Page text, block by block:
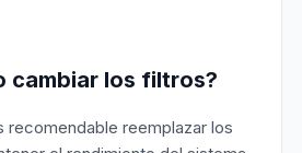
cambiar los filtros?
recomendable reemplazar los